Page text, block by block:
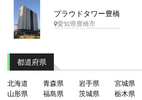
プラウドタワー豊橋
愛知県豊橋市
都道府県
北海道 青森県 岩手県 宮城県
山形県
福島県 茨城県 栃木県